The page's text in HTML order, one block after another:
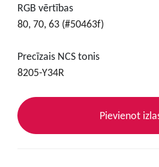
RGB vērtības
80, 70, 63 (#50463f)
Precīzais NCS tonis
8205-Y34R
Pievienot